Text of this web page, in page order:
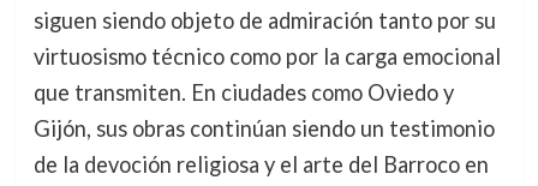
siguen siendo objeto de admiración tanto por su
virtuosismo técnico como por la carga emocional
que transmiten. En ciudades como Oviedo y
Gijón, sus obras continúan siendo un testimonio
de la devoción religiosa y el arte del Barroco en